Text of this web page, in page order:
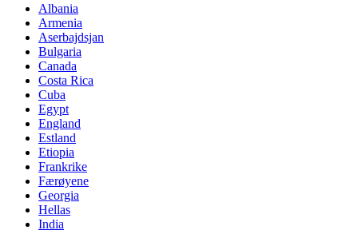
Albania
Armenia
Aserbajdsjan
Bulgaria
Canada
Costa Rica
Cuba
Egypt
England
Estland
Etiopia
Frankrike
Færøyene
Georgia
Hellas
India